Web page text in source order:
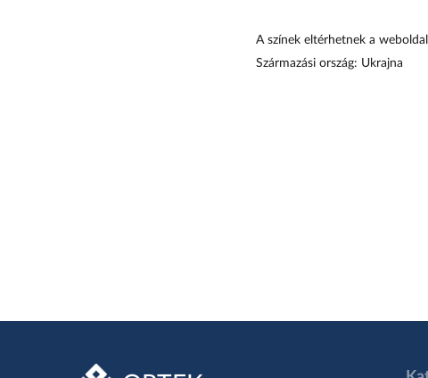
A színek eltérhetnek a
Származási ország: Ukrajna